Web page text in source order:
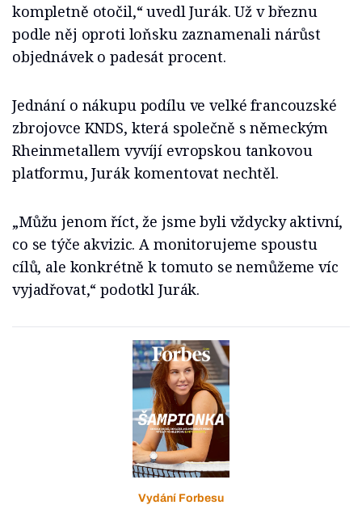
kompletně otočil,“ uvedl Jurák. Už v březnu
podle něj oproti loňsku zaznamenali nárůst
objednávek o padesát procent.
Jednání o nákupu podílu ve velké francouzské
zbrojovce KNDS, která společně s německým
Rheinmetallem vyvíjí evropskou tankovou
platformu, Jurák komentovat nechtěl.
„Můžu jenom říct, že jsme byli vždycky aktivní,
co se týče akvizic. A monitorujeme spoustu
cílů, ale konkrétně k tomuto se nemůžeme víc
vyjadřovat,“ podotkl Jurák.
Vydání Forbesu